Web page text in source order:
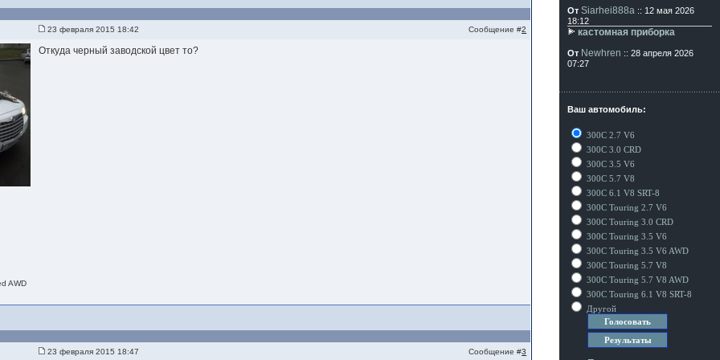
23 февраля 2015 18:42 Сообщение #2
AWD
Откуда черный заводской цвет то?
23 февраля 2015 18:47 Сообщение #3
От Siarhei888a :: 12 мая 2026
18:12
кастомная приборка
От Newhren :: 28 апреля 2026
07:27
Ваш автомобиль:
300C 2.7 V6
300C 3.0 CRD
300C 3.5 V6
300C 5.7 V8
300C 6.1 V8 SRT-8
300C Touring 2.7 V6
300C Touring 3.0 CRD
300C Touring 3.5 V6
300C Touring 3.5 V6 AWD
300C Touring 5.7 V8
300C Touring 5.7 V8 AWD
300C Touring 6.1 V8 SRT-8
Другой